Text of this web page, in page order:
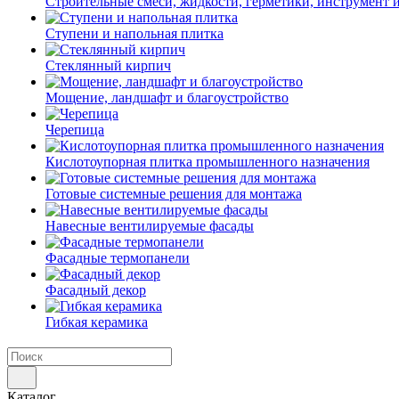
Ступени и напольная плитка
Cтеклянный кирпич
Мощение, ландшафт и благоустройство
Черепица
Кислотоупорная плитка промышленного назначения
Готовые системные решения для монтажа
Навесные вентилируемые фасады
Фасадные термопанели
Фасадный декор
Гибкая керамика